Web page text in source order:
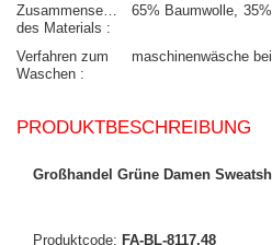
Zusammensetzung
des Materials
65% Baumwolle
Verfahren zum
Waschen
maschinenwäsche
PRODUKTBESCHREIBUNG
Großhandel Grüne Damen
Produktcode: FA-BL-8117.48